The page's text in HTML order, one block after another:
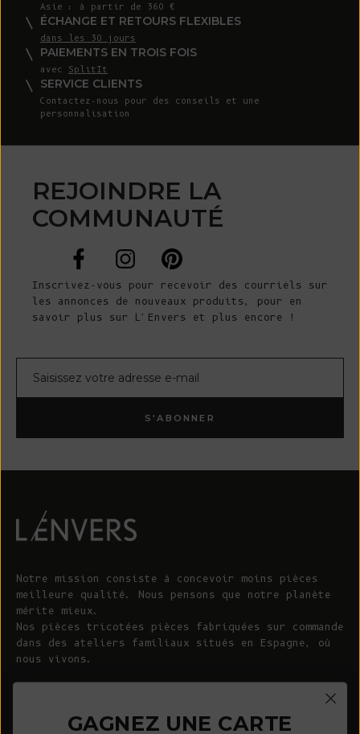
Asie : à partir de 360 €
ÉCHANGE ET RETOURS FLEXIBLES
dans les 30 jours
PAIEMENTS EN TROIS FOIS
avec SplitIt
SERVICE CLIENTS
Contactez-nous pour des conseils et une
personnalisation
REJOINDRE LA
COMMUNAUTÉ
Inscrivez-vous pour recevoir des courriels sur
les annonces de nouveaux produits, pour en
savoir plus sur L'Envers et plus encore !
S'ABONNER
Notre mission consiste à concevoir moins pièces
meilleure qualité. Nous pensons que notre planète
mérite mieux.
Nos pièces tricotées pièces fabriquées sur commande
dans des ateliers familiaux situés en Espagne, où
nous vivons.
GAGNEZ UNE CARTE